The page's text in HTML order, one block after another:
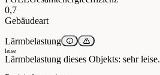
0,7
Gebäudeart
Lärmbelastung
leise
Lärmbelastung dieses Objekts: sehr leise.